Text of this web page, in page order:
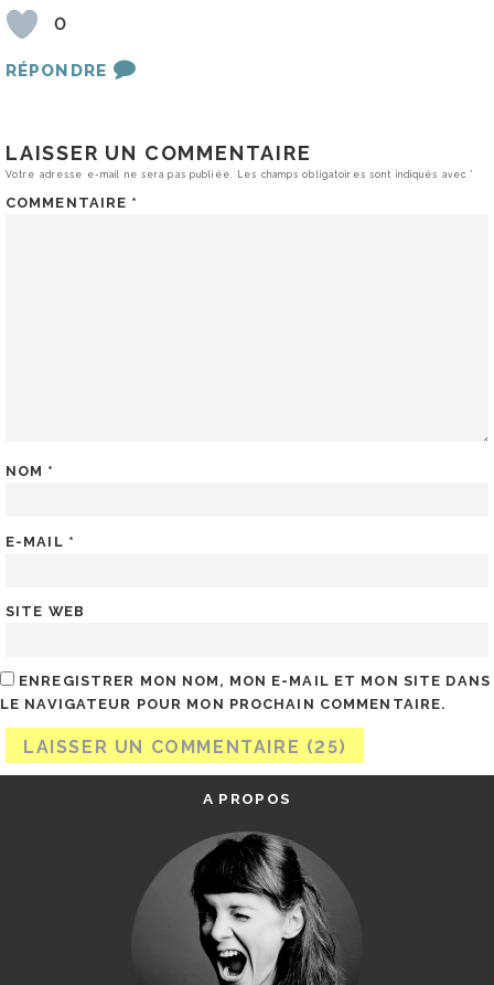
0
RÉPONDRE
LAISSER UN COMMENTAIRE
Votre adresse e-mail ne sera pas publiée. Les champs obligatoires sont indiqués avec*
COMMENTAIRE *
NOM *
E-MAIL *
SITE WEB
ENREGISTRER MON NOM, MON E-MAIL ET MON SITE DANS
LE NAVIGATEUR POUR MON PROCHAIN COMMENTAIRE.
A PROPOS